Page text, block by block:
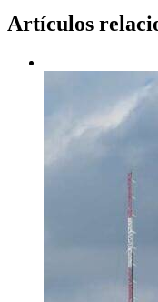
Artículos